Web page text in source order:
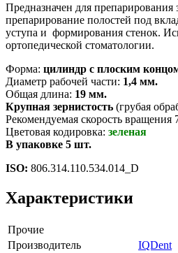
Предназначен для препарирования
препарирование полостей под
уступа и формирования стенок.
ортопедической стоматологии.
Форма: цилиндр с плоским
Диаметр рабочей части: 1,4 мм.
Общая длина: 19 мм.
Крупная зернистость (грубая
Рекомендуемая скорость вращения
Цветовая кодировка: зеленая
В упаковке 5 шт.
ISO: 806.314.110.534.014_D
Характеристики
Прочие
Производитель
IQDent